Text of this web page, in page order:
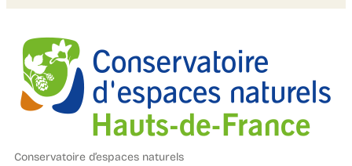
Conservatoire d’espaces naturels